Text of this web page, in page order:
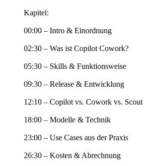
Kapitel:
00:00 – Intro & Einordnung
02:30 – Was ist Copilot Cowork?
05:30 – Skills & Funktionsweise
09:30 – Release & Entwicklung
12:10 – Copilot vs. Cowork vs. Scout
18:00 – Modelle & Technik
23:00 – Use Cases aus der Praxis
26:30 – Kosten & Abrechnung